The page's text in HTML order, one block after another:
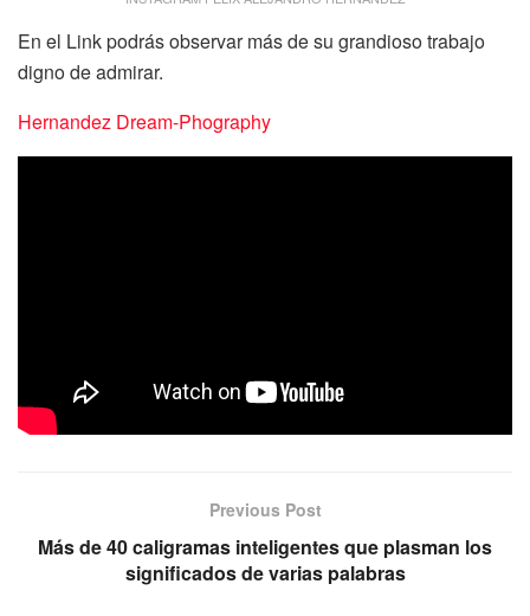
En el Link podrás observar más de su grandioso trabajo
digno de admirar.
Hernandez Dream-Phography
Previous Post
Más de 40 caligramas inteligentes que plasman los
significados de varias palabras